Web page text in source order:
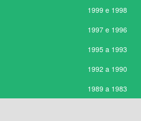
1999 e 1998
1997 e 1996
1995 a 1993
1992 a 1990
1989 a 1983